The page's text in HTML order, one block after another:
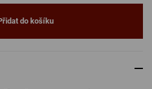
SEZNAM
do košíku